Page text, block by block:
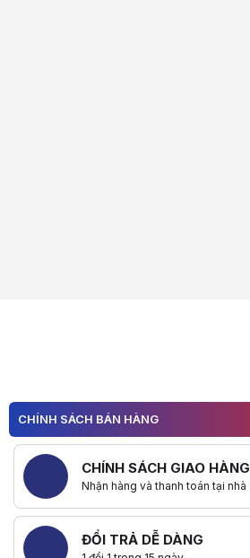
CHÍNH SÁCH BÁN HÀNG
CHÍNH SÁCH GIAO HÀNG
Nhận hàng và thanh toán tại nhà
ĐỔI TRẢ DỄ DÀNG